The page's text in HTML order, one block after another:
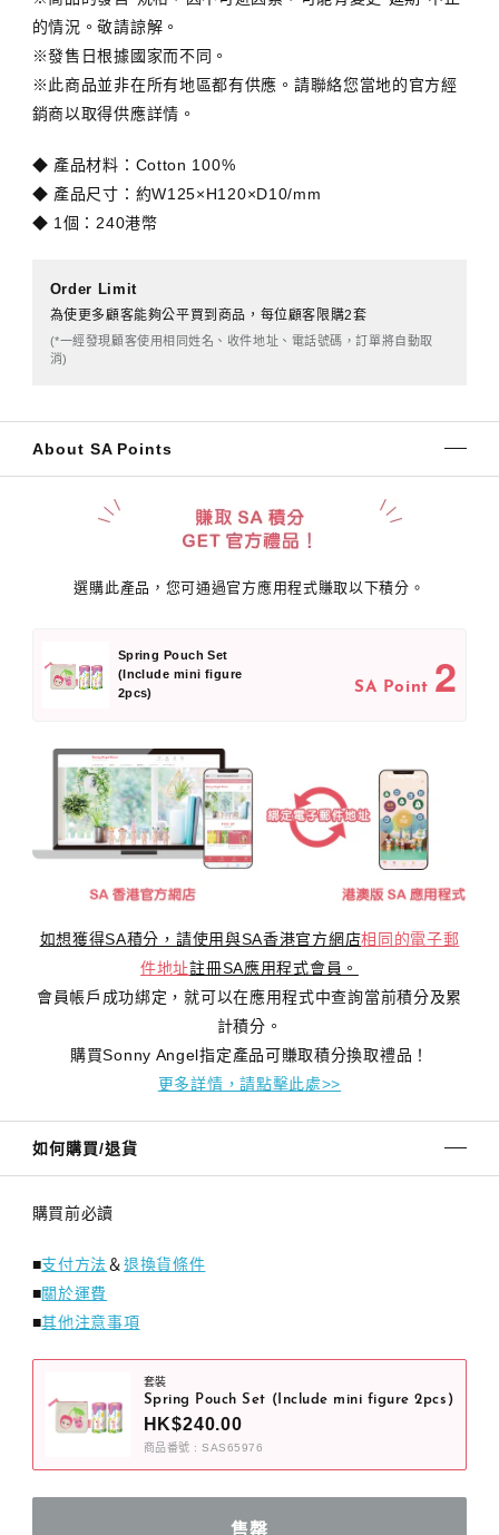
的情況。敬請諒解。
※發售日根據國家而不同。
※此商品並非在所有地區都有供應。請聯絡您當地的官方經
銷商以取得供應詳情。
◆ 產品材料：Cotton 100%
◆ 產品尺寸：約W125×H120×D10/mm
◆ 1個：240港幣
Order Limit
為使更多顧客能夠公平買到商品，每位顧客限購2套
(*一經發現顧客使用相同姓名、收件地址、電話號碼，訂單將自動取
消)
About SA Points
選購此產品，您可通過官方應用程式賺取以下積分。
Spring Pouch Set
(Include mini figure
2pcs)
SA Point 2
如想獲得SA積分，請使用與SA香港官方網店相同的電子郵
件地址註冊SA應用程式會員。
會員帳戶成功綁定，就可以在應用程式中查詢當前積分及累
計積分。
購買Sonny Angel指定產品可賺取積分換取禮品！
更多詳情，請點擊此處>>
如何購買/退貨
購買前必讀
■支付方法＆退換貨條件
■關於運費
■其他注意事項
套裝
Spring Pouch Set (Include mini figure 2pcs)
HK$240.00
商品番號 : SAS65976